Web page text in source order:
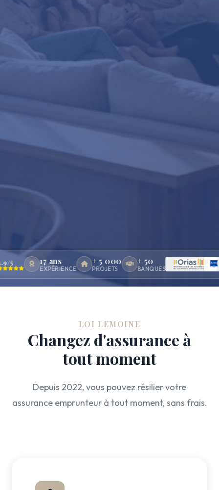
5 17 ans
EXPÉRIENCE
+ 5 000
PROJETS
+ 50
BANQUES
LOI LEMOINE
Changez d'assurance à
tout moment
Depuis 2022, vous pouvez résilier votre
assurance emprunteur à tout moment, sans frais.